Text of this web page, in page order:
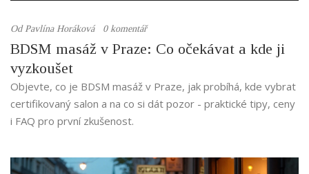
OdPavlína Horáková 0 komentář
BDSM masáž v Praze: Co očekávat a kde ji
vyzkoušet
Objevte, co je BDSM masáž v Praze, jak probíhá, kde vybrat
certifikovaný salon a na co si dát pozor - praktické tipy, ceny
i FAQ pro první zkušenost.